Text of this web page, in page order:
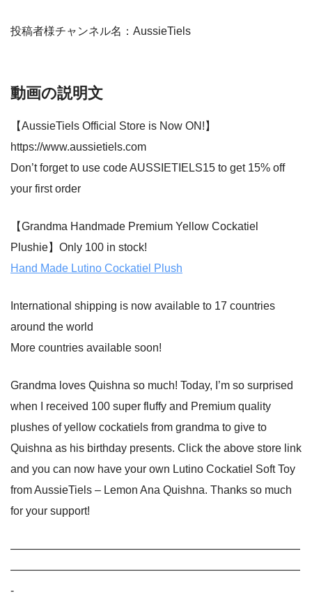
投稿者様チャンネル名：AussieTiels
動画の説明文
【AussieTiels Official Store is Now ON!】
https://www.aussietiels.com
Don’t forget to use code AUSSIETIELS15 to get 15% off
your first order
【Grandma Handmade Premium Yellow Cockatiel
Plushie】Only 100 in stock!
Hand Made Lutino Cockatiel Plush
International shipping is now available to 17 countries
around the world
More countries available soon!
Grandma loves Quishna so much! Today, I’m so surprised
when I received 100 super fluffy and Premium quality
plushes of yellow cockatiels from grandma to give to
Quishna as his birthday presents. Click the above store link
and you can now have your own Lutino Cockatiel Soft Toy
from AussieTiels – Lemon Ana Quishna. Thanks so much
for your support!
——————————————————————————
——————————————————————————
-